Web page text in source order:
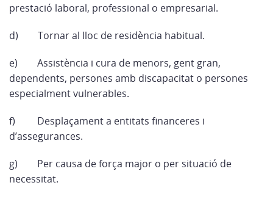
prestació laboral, professional o empresarial.
d) Tornar al lloc de residència habitual.
e)
Assistència i cura de menors, gent gran,
dependents, persones amb discapacitat o persones
especialment vulnerables.
f)
Desplaçament a entitats financeres i
d’assegurances.
g)
Per causa de força major o per situació de
necessitat.